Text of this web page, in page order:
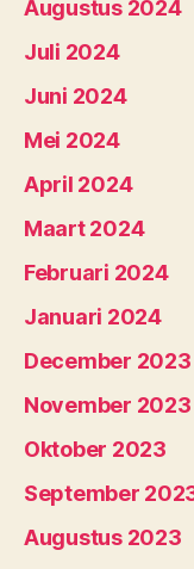
Augustus 2024
Juli 2024
Juni 2024
Mei 2024
April 2024
Maart 2024
Februari 2024
Januari 2024
December 2023
November 2023
Oktober 2023
September
Augustus 2023